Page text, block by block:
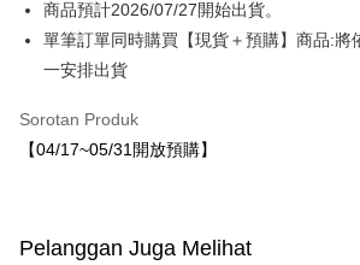
Easy Wallet
宅配-8月中旬(花小兔)
商品預計2026/07/27開始出貨。
單筆訂單同時購買【現貨＋預購】商品:將
一安排出貨
Sorotan Produk
【04/17~05/31開放預購】
Pelanggan Juga Melihat